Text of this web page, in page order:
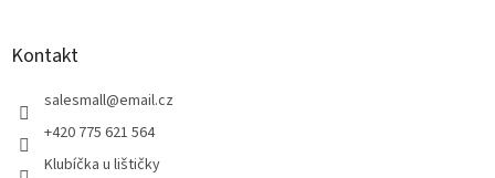
Kontakt
salesmall@email.cz
+420 775 621 564
Klubíčka u lištičky